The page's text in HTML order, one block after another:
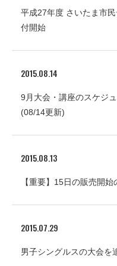
平成27年度 さいたま市
付開始
2015.08.14
9月大会・講座のスケジ
(08/14更新)
2015.08.13
【重要】15日の販売開
2015.07.29
男子シングルスの大会を